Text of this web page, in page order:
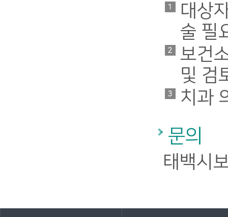
대상
술 필
보건
및 검
치과
문의
태백시
바로가기 서비스